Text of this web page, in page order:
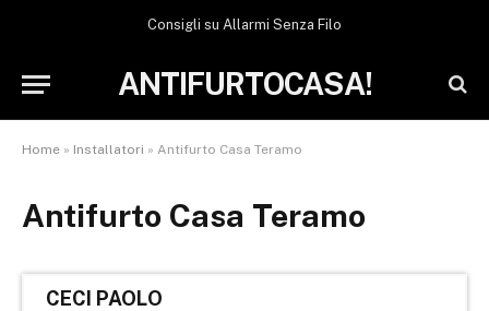
Consigli su Allarmi Senza Filo
ANTIFURTOCASA!
Home » Installatori » Antifurto Casa Teramo
Antifurto Casa Teramo
CECI PAOLO